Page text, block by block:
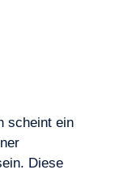
scheint ein
Diese